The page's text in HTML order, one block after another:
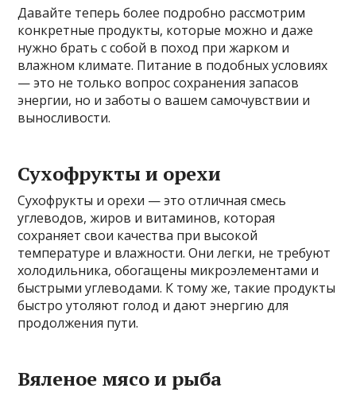
Давайте теперь более подробно рассмотрим
конкретные продукты, которые можно и даже
нужно брать с собой в поход при жарком и
влажном климате. Питание в подобных условиях
— это не только вопрос сохранения запасов
энергии, но и заботы о вашем самочувствии и
выносливости.
Сухофрукты и орехи
Сухофрукты и орехи — это отличная смесь
углеводов, жиров и витаминов, которая
сохраняет свои качества при высокой
температуре и влажности. Они легки, не требуют
холодильника, обогащены микроэлементами и
быстрыми углеводами. К тому же, такие продукты
быстро утоляют голод и дают энергию для
продолжения пути.
Вяленое мясо и рыба